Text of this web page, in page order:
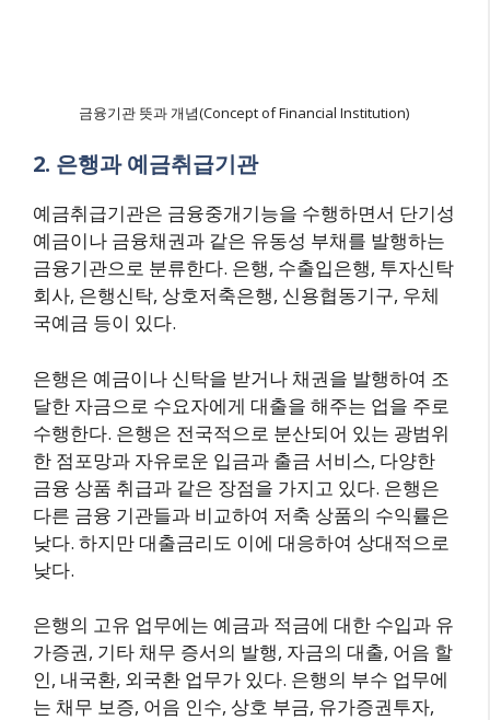
금융기관 뜻과 개념(Concept of Financial Institution)
2. 은행과 예금취급기관
예금취급기관은 금융중개기능을 수행하면서 단기성
예금이나 금융채권과 같은 유동성 부채를 발행하는
금융기관으로 분류한다. 은행, 수출입은행, 투자신탁
회사, 은행신탁, 상호저축은행, 신용협동기구, 우체
국예금 등이 있다.
은행은 예금이나 신탁을 받거나 채권을 발행하여 조
달한 자금으로 수요자에게 대출을 해주는 업을 주로
수행한다. 은행은 전국적으로 분산되어 있는 광범위
한 점포망과 자유로운 입금과 출금 서비스, 다양한
금융 상품 취급과 같은 장점을 가지고 있다. 은행은
다른 금융 기관들과 비교하여 저축 상품의 수익률은
낮다. 하지만 대출금리도 이에 대응하여 상대적으로
낮다.
은행의 고유 업무에는 예금과 적금에 대한 수입과 유
가증권, 기타 채무 증서의 발행, 자금의 대출, 어음 할
인, 내국환, 외국환 업무가 있다. 은행의 부수 업무에
는 채무 보증, 어음 인수, 상호 부금, 유가증권투자,